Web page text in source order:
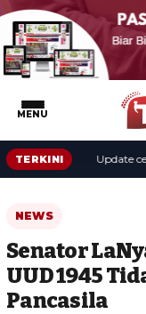
MENU
TERKINI Update
NEWS
Senator
UUD 1945
Pancasila